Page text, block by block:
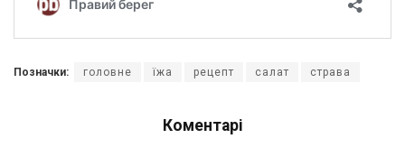
Позначки: головне їжа рецепт салат страва
Коментарі